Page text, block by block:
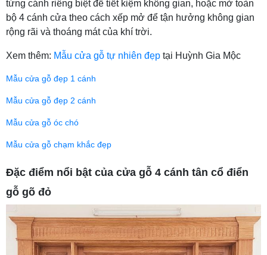
từng cánh riêng biệt để tiết kiệm không gian, hoặc mở toàn
bộ 4 cánh cửa theo cách xếp mở để tận hưởng không gian
rộng rãi và thoáng mát của khí trời.
Xem thêm: Mẫu cửa gỗ tự nhiên đẹp tại Huỳnh Gia Mộc
Mẫu cửa gỗ đẹp 1 cánh
Mẫu cửa gỗ đẹp 2 cánh
Mẫu cửa gỗ óc chó
Mẫu cửa gỗ chạm khắc đẹp
Đặc điểm nổi bật của cửa gỗ 4 cánh tân cổ điển
gỗ gõ đỏ